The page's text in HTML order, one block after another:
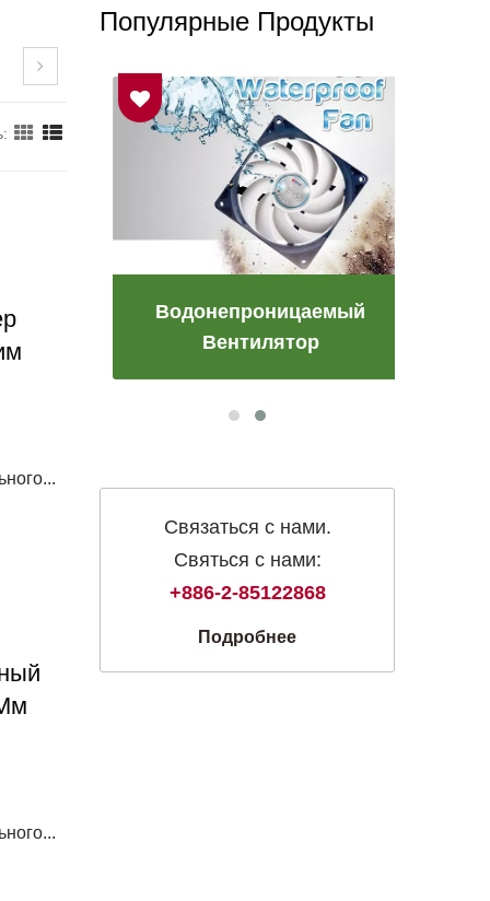
Популярные Продукты
Водонепроницаемый
Вентилятор
Связаться с нами.
Святься с нами:
+886-2-85122868
Подробнее